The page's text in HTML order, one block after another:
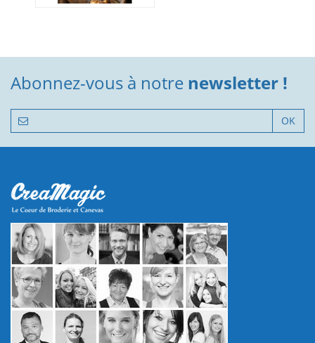
Abonnez-vous à notre newsletter !
OK